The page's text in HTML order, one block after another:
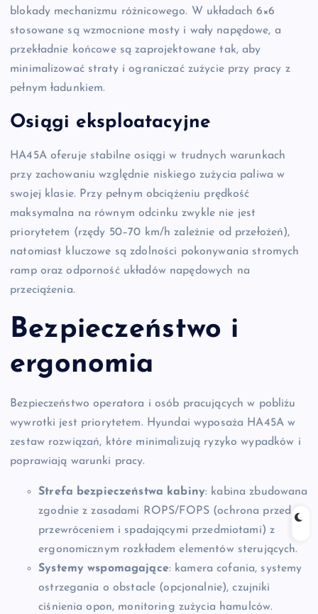
blokady mechanizmu różnicowego. W układach 6×6
stosowane są wzmocnione mosty i wały napędowe, a
przekładnie końcowe są zaprojektowane tak, aby
minimalizować straty i ograniczać zużycie przy pracy z
pełnym ładunkiem.
Osiągi eksploatacyjne
HA45A oferuje stabilne osiągi w trudnych warunkach
przy zachowaniu względnie niskiego zużycia paliwa w
swojej klasie. Przy pełnym obciążeniu prędkość
maksymalna na równym odcinku zwykle nie jest
priorytetem (rzędy 50–70 km/h zależnie od przełożeń),
natomiast kluczowe są zdolności pokonywania stromych
ramp oraz odporność układów napędowych na
przeciążenia.
Bezpieczeństwo i
ergonomia
Bezpieczeństwo operatora i osób pracujących w pobliżu
wywrotki jest priorytetem. Hyundai wyposaża HA45A w
zestaw rozwiązań, które minimalizują ryzyko wypadków i
poprawiają warunki pracy.
Strefa bezpieczeństwa kabiny: kabina zbudowana
zgodnie z zasadami ROPS/FOPS (ochrona przed
przewróceniem i spadającymi przedmiotami) z
ergonomicznym rozkładem elementów sterujących.
Systemy wspomagające: kamera cofania, systemy
ostrzegania o obstacle (opcjonalnie), czujniki
ciśnienia opon, monitoring zużycia hamulców.